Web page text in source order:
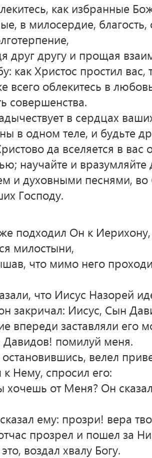
как избранные
в милосердие,
друг другу и прощая
как Христос простил вас,
всего облекитесь в
совершенства.
в сердцах
в одном теле, и будьте
да вселяется в
научайте и вразумляйте
и духовными песнями, во
Господу.
подходил Он к
милостыни,
что мимо него
что Иисус Назорей
закричал: Иисус, Сын
впереди заставляли его
помилуй меня.
велел
Нему, спросил его:
хочешь от Меня? Он
ему: прозри! вера
прозрел и пошел за
воздал хвалу Богу.